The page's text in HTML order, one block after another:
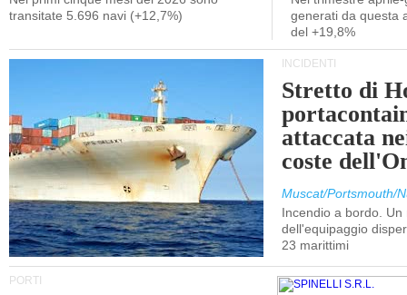
transitate 5.696 navi (+12,7%)
generati da questa
del +19,8%
INCIDENTI
Stretto di
attaccata
coste
Muscat/Portsmouth/
Incendio a bordo. Un
dell'equipaggio
23 marittimi
PORTI